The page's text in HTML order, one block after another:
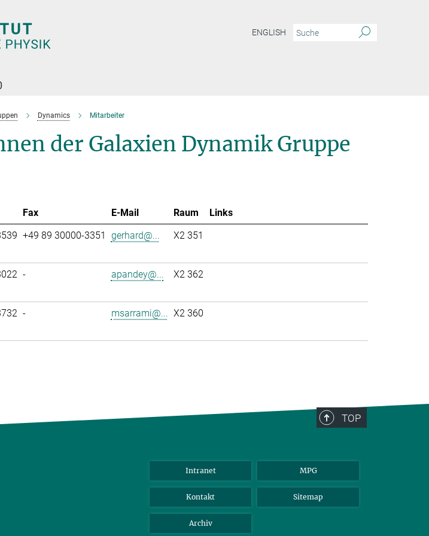
ENGLISH
Dynamics Mitarbeiter
der Galaxien Dynamik Gruppe
Fax E-Mail Raum
Links
+49 89 30000-3351 gerhard@... X2 351
- apandey@... X2 362
- msarrami@... X2 360
TOP
Intranet MPG
Kontakt Sitemap
Archiv